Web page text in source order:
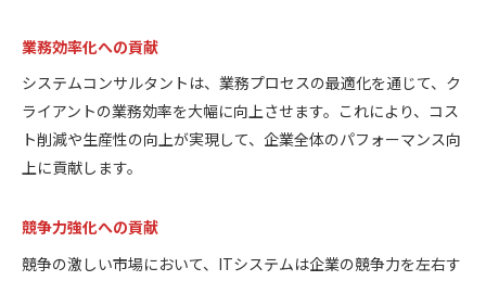
業務効率化への貢献
システムコンサルタントは、業務プロセスの最適化を通じて、ク
ライアントの業務効率を大幅に向上させます。これにより、コス
ト削減や生産性の向上が実現して、企業全体のパフォーマンス向
上に貢献します。
競争力強化への貢献
競争の激しい市場において、ITシステムは企業の競争力を左右す